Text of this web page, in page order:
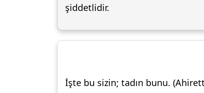
şiddetlidir.
İşte bu sizin; tadın bunu.